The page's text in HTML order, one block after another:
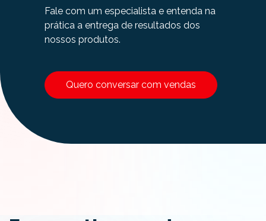
Fale com um especialista e entenda na
prática a entrega de resultados dos
nossos produtos.
Quero conversar com vendas